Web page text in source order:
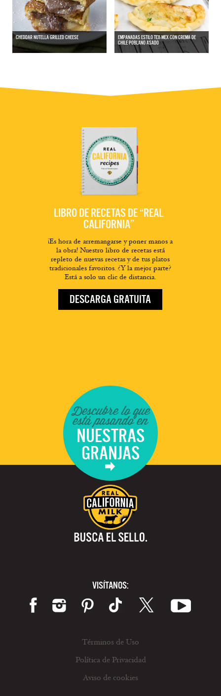
CHEDDAR NUTELLA GRILLED CHEESE
EMPANADAS ESTILO TEX-MEX CON CREMA DE
CHILE POBLANO ASADO
LIBRO DE RECETAS DE “REAL
CALIFORNIA”
¡Es hora de arremangarse y poner manos a
la obra! Nuestro libro de recetas está
repleto de nuevas recetas y de tus platos
tradicionales favoritos. ¿Y la mejor parte?
Está a solo un clic de distancia.
DESCARGA GRATUITA
Descubre lo que
está pasando en
NUESTRAS
GRANJAS
VISÍTANOS:
Términos de Uso
Política de Privacidad
Aviso de cookies